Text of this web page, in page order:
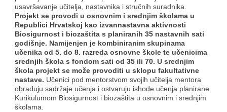
usavršavanje učitelja, nastavnika i stručnih suradnika.
Projekt se provodi u osnovnim i srednjim školama u
Republici Hrvatskoj kao izvannastavna aktivnosti
Biosigurnost i biozaštita s planiranih 35 nastavnih sati
godišnje. Namijenjen je kombiniranim skupinama
učenika od 5. do 8. razreda osnovne škole te učenicima
srednjih škola s fondom sati od 35 ili 70. U srednjim
škola projekt se može provoditi u sklopu fakultativne
nastave. Učenici pod mentorstvom svojih učitelja mentora
obrađuju sadržaje učenja i ostvaruju ishode učenja planirane
Kurikulumom Biosigurnost i biozaštita u osnovnim i srednjim
školama.